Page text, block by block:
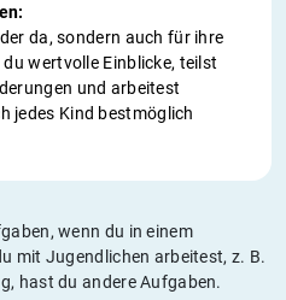
da, sondern auch für ihre
wertvolle Einblicke, teilst
und arbeitest
jedes Kind bestmöglich
wenn du in einem
mit Jugendlichen arbeitest, z. B.
hast du andere Aufgaben.